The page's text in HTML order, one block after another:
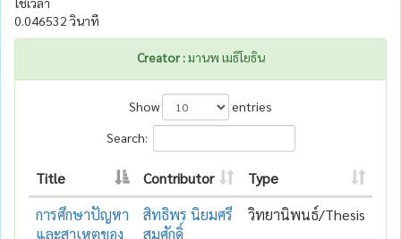
0.046532 วินาที
Creator :มานพ เมธิโยธิน
Show
entries
Search:
Title Contributor
Type
การศึกษาปัญหา
และสาเหตุของ
สิทธิพร นิยมศรี
สมศักดิ์
วิทยานิพนธ์/Thesis